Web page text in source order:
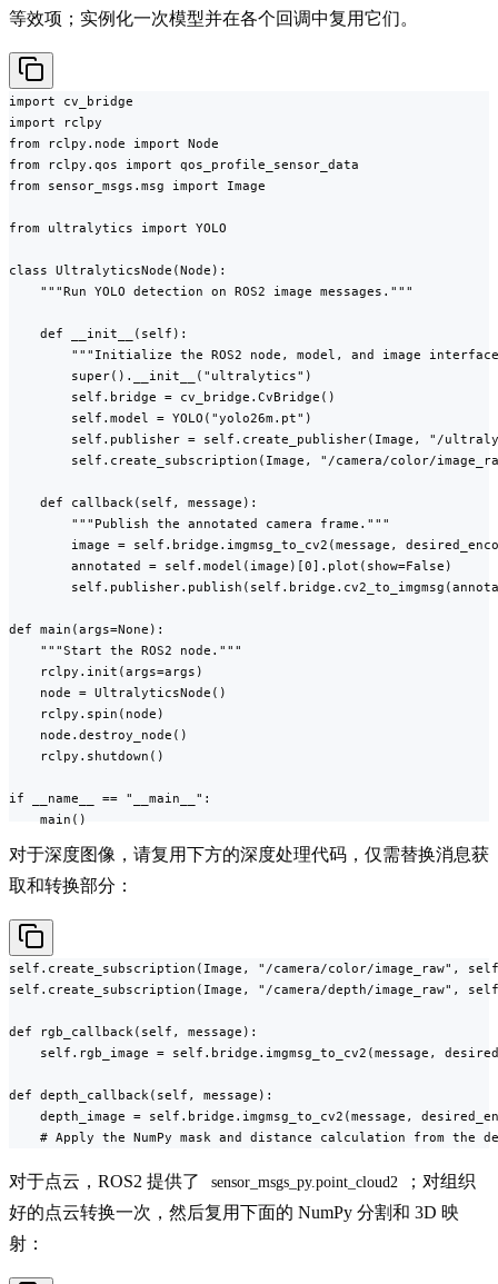
等效项；实例化一次模型并在各个回调中复用它们。
import cv_bridge
import rclpy
from rclpy.node import Node
from rclpy.qos import qos_profile_sensor_data
from sensor_msgs.msg import Image
from ultralytics import YOLO
class UltralyticsNode(Node):
    """Run YOLO detection on ROS2 image messages."""
    def __init__(self):
"""Initialize the ROS2 node, model, and image
        super().__init__("ultralytics")
        self.bridge = cv_bridge.CvBridge()
        self.model = YOLO("yolo26m.pt")
self.publisher = self.create_publisher(Image, "/
self.create_subscription(Image, "/camera/color/
    def callback(self, message):
        """Publish the annotated camera frame."""
image = self.bridge.imgmsg_to_cv2(message,
        annotated = self.model(image)[0].plot(show=False)
def main(args=None):
    """Start the ROS2 node."""
    rclpy.init(args=args)
    node = UltralyticsNode()
    rclpy.spin(node)
    node.destroy_node()
    rclpy.shutdown()
if __name__ == "__main__":
    main()
对于深度图像，请复用下方的深度处理代码，仅需替换消息获
取和转换部分：
self.create_subscription(Image, "/camera/color/image_raw",
self.create_subscription(Image, "/camera/depth/image_raw",
def rgb_callback(self, message):
self.rgb_image = self.bridge.imgmsg_to_cv2(message,
def depth_callback(self, message):
depth_image = self.bridge.imgmsg_to_cv2(message,
# Apply the NumPy mask and distance calculation from the
对于点云，ROS2 提供了 sensor_msgs_py.point_cloud2
；对组织
好的点云转换一次，然后复用下面的 NumPy 分割和 3D 映
射：